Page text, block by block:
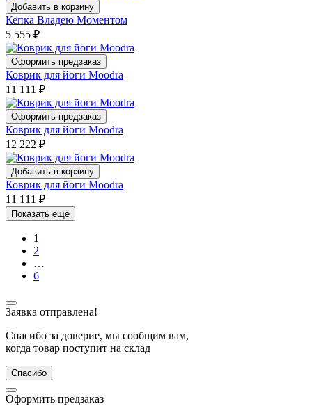
Добавить в корзину
Кепка Владею Моментом
5 555 ₽
Оформить предзаказ
Коврик для йоги Moodra
11 111 ₽
Оформить предзаказ
Коврик для йоги Moodra
12 222 ₽
Добавить в корзину
Коврик для йоги Moodra
11 111 ₽
Показать ещё
1
2
…
6
Заявка отправлена!
Спасибо за доверие, мы сообщим вам,
когда товар поступит на склад
Спасибо
Оформить предзаказ